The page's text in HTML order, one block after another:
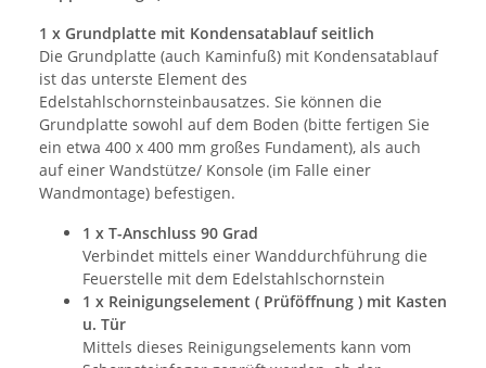
1 x Grundplatte mit Kondensatablauf seitlich
Die Grundplatte (auch Kaminfuß) mit Kondensatablauf
ist das unterste Element des
Edelstahlschornsteinbausatzes. Sie können die
Grundplatte sowohl auf dem Boden (bitte fertigen Sie
ein etwa 400 x 400 mm großes Fundament), als auch
auf einer Wandstütze/ Konsole (im Falle einer
Wandmontage) befestigen.
1 x T-Anschluss 90 Grad
Verbindet mittels einer Wanddurchführung die
Feuerstelle mit dem Edelstahlschornstein
1 x Reinigungselement ( Prüföffnung ) mit Kasten
u. Tür
Mittels dieses Reinigungselements kann vom